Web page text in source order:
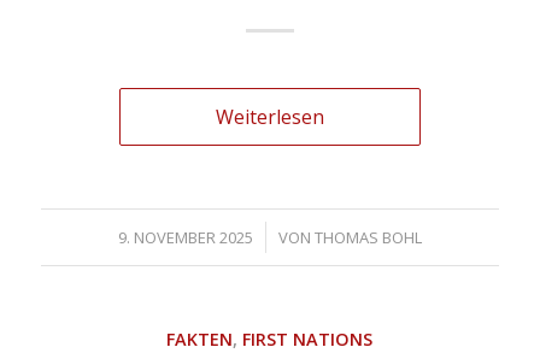
Weiterlesen
9. NOVEMBER 2025
/ VON THOMAS BOHL
FAKTEN, FIRST NATIONS